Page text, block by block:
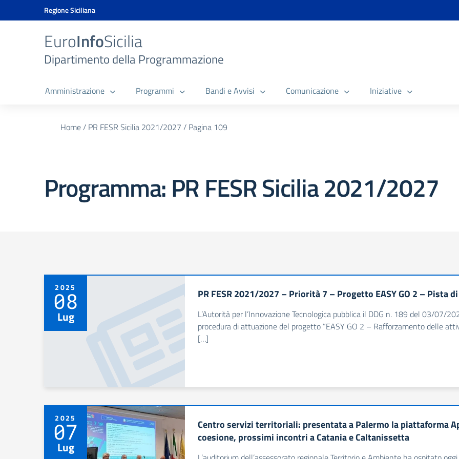
Vai ai contenuti
Vai al menu di navigazione
Vai al banner delle Cookie Policy
Regione Siciliana
EuroInfoSicilia
Dipartimento della Programmazione
Amministrazione Programmi Bandi e Avvisi Comunicazione Iniziative
Home/ PR FESR Sicilia 2021/2027 / Pagina 109
Programma:PR FESR Sicilia 2021/2027
2025
08
Lug
PR FESR 2021/2027 – Priorità 7 – Progetto EASY GO 2 – Pista
L’Autorità per l’Innovazione Tecnologica pubblica il DDG n. 189 del 03/07/
procedura di attuazione del progetto “EASY GO 2 – Rafforzamento delle
[…]
2025
07
Lug
Centro servizi territoriali: presentata a Palermo la piattaforma
coesione, prossimi incontri a Catania e Caltanissetta